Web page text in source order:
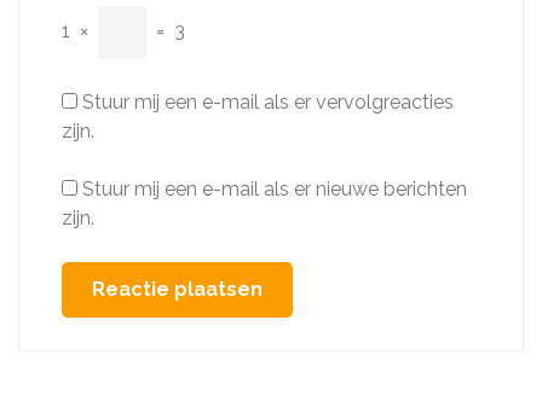
1 × = 3
Stuur mij een e-mail als er vervolgreacties
zijn.
Stuur mij een e-mail als er nieuwe berichten
zijn.